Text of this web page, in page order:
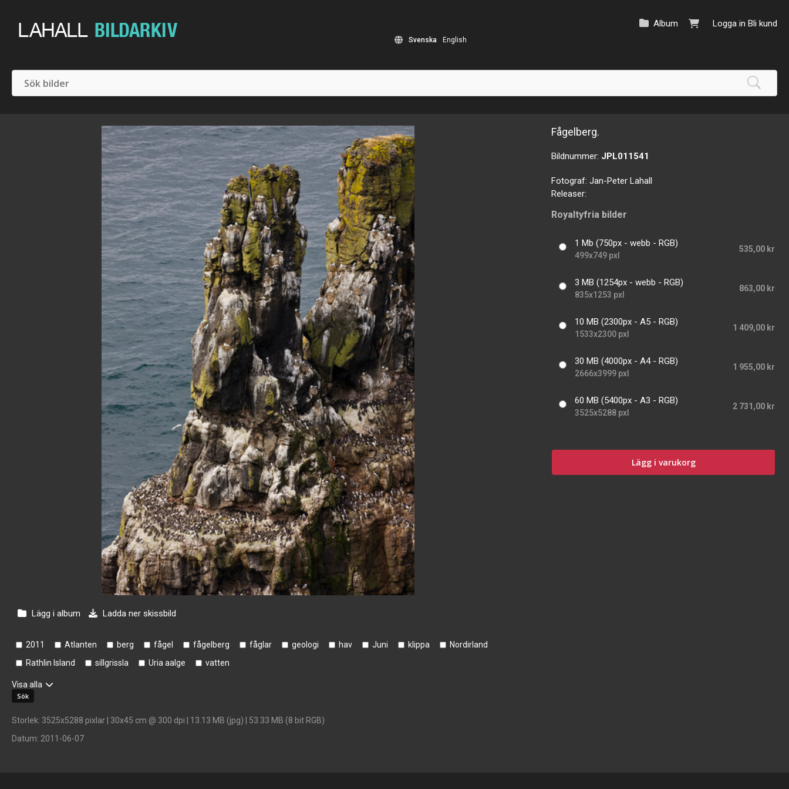
Logga in Bli kund
Album
Svenska English
Lägg i album Ladda ner skissbild
2011 Atlanten berg fågel fågelberg fåglar geologi hav Juni klippa
Nordirland
Rathlin Island
sillgrissla Uria aalge vatten
Visa alla
Storlek: 3525x5288 pixlar | 30x45 cm @ 300 dpi | 13.13 MB (jpg) | 53.33 MB (8 bit RGB)
Datum: 2011-06-07
Fågelberg.
Bildnummer: JPL011541
Fotograf:Jan-Peter Lahall
Releaser:
Royaltyfria bilder
1 Mb (750px - webb - RGB)
499x749 pxl
535,00 kr
3 MB (1254px - webb - RGB)
835x1253 pxl
863,00 kr
10 MB (2300px - A5 - RGB)
1533x2300 pxl
1 409,00 kr
30 MB (4000px - A4 - RGB)
2666x3999 pxl
1 955,00 kr
60 MB (5400px - A3 - RGB)
3525x5288 pxl
2 731,00 kr
Lägg i varukorg